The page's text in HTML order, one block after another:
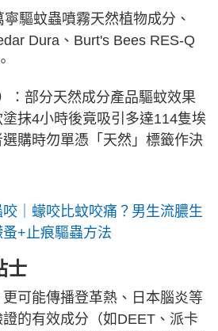
寧驅蚊蟲噴霧天然植物成分、
Dura、Burt's Bees RES-Q
：部分天然成分產品驅蚊效果
抹4小時後竟吸引多達114隻埃
購時勿單憑「天然」標籤作決
咬｜蠓咬比蚊咬痛？男生流膿生
+止痕驅蟲方法
士
可能傳播登革熱、日本腦炎等
的有效成分（如DEET、派卡